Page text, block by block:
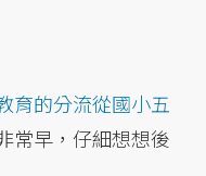
育的分流從國小五
常早，仔細想想後